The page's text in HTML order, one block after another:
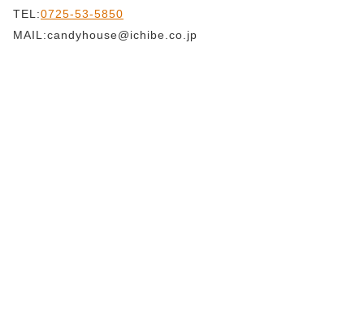
TEL:0725-53-5850
MAIL:candyhouse@ichibe.co.jp